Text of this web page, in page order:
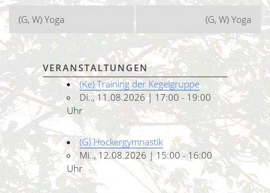
Beitragsnavigation
(G, W) Yoga (G, W) Yoga
VERANSTALTUNGEN
(Ke) Training der Kegelgruppe
Di.., 11.08.2026 | 17:00 - 19:00
Uhr
(G) Hockergymnastik
Mi.., 12.08.2026 | 15:00 - 16:00
Uhr